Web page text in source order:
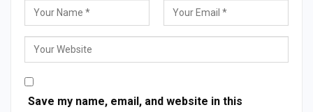
Save my name, email, and website in this